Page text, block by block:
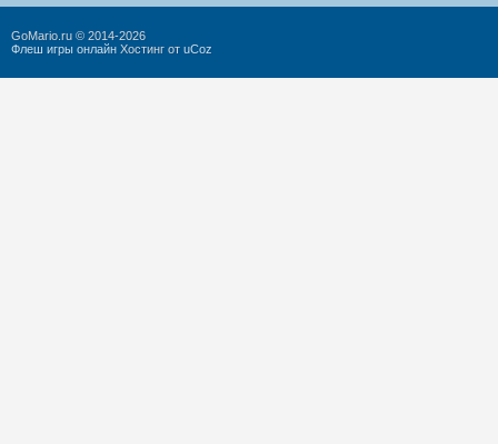
GoMario.ru © 2014-2026
Флеш игры онлайн Хостинг от uCoz